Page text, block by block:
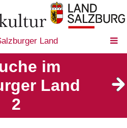
Land
im
Land
2